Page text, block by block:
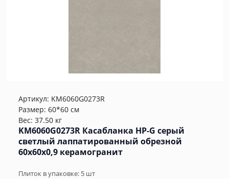
Артикул: KM6060G0273R
Размер: 60*60 см
Вес: 37.50 кг
KM6060G0273R Касабланка HP-G серый
светлый лаппатированный обрезной
60x60x0,9 керамогранит
Плиток в упаковке: 5 шт